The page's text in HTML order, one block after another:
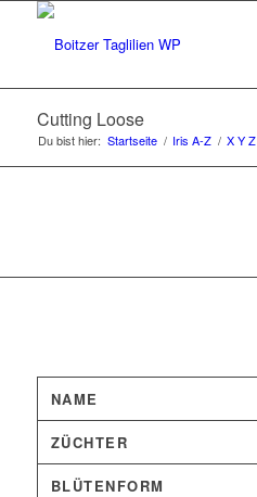
Cutting Loose
Du bist hier: Startseite / Iris A-Z / X Y Z
NAME
ZÜCHTER
BLÜTENFORM